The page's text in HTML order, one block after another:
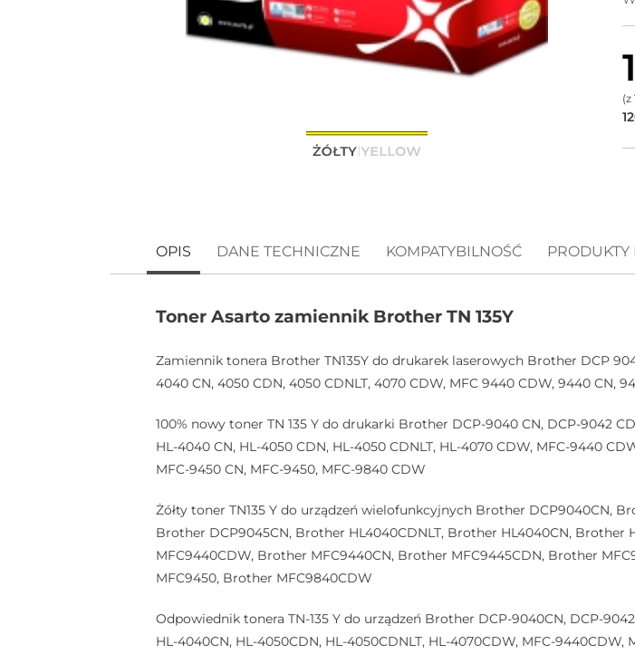
OPIS DANE TECHNICZNE KOMPATYBILNOŚĆ
Toner Asarto zamiennik Brother TN 135Y
Zamiennik tonera Brother TN135Y do drukarek laserowych Brother DCP
4040 CN, 4050 CDN, 4050 CDNLT, 4070 CDW, MFC 9440 CDW, 9440 CN,
100% nowy toner TN 135 Y do drukarki Brother DCP-9040 CN, DCP-9042
HL-4040 CN, HL-4050 CDN, HL-4050 CDNLT, HL-4070 CDW, MFC-9440
MFC-9450 CN, MFC-9450, MFC-9840 CDW
Żółty toner TN135 Y do urządzeń wielofunkcyjnych Brother DCP9040CN,
Brother DCP9045CN, Brother HL4040CDNLT, Brother HL4040CN,
MFC9440CDW, Brother MFC9440CN, Brother MFC9445CDN, Brother
MFC9450, Brother MFC9840CDW
Odpowiednik tonera TN-135 Y do urządzeń Brother DCP-9040CN, DCP-
HL-4040CN, HL-4050CDN, HL-4050CDNLT, HL-4070CDW, MFC-9440CDW,